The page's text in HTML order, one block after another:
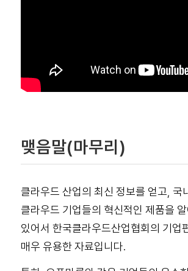
맺음말(마무리)
클라우드 산업의 최신 정보를 얻고, 국
클라우드 기업들의 혁신적인 제품을
있어서 한국클라우드산업협회의 기업
매우 유용한 자료입니다.